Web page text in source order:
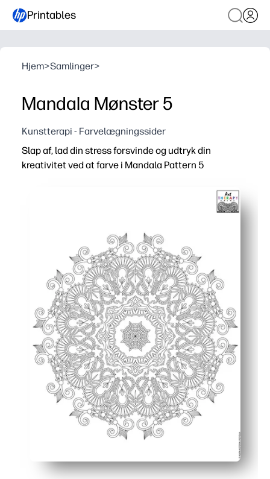
Printables
Hjem>Samlinger>
Mandala Mønster 5
Kunstterapi - Farvelægningssider
Slap af, lad din stress forsvinde og udtryk din
kreativitet ved at farve i Mandala Pattern 5
Du kan udskrive på få sekunder - ingen forberedelse
Indviklede linjer inviterer til fokus og opmærksomhed,
Det fungerer med blyanter, markører eller gelpenne -